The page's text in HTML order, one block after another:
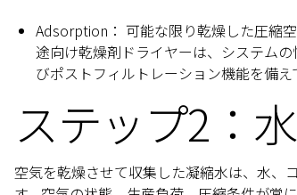
Adsorption： 可能な限り乾燥した圧縮
途向け乾燥剤ドライヤーは、システム
びポストフィルトレーション機能を備え
ステップ2：
空気を乾燥させて収集した凝縮水は、水、